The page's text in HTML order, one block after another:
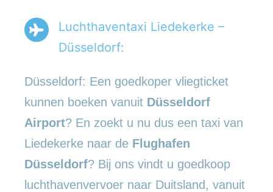
Luchthaventaxi Liedekerke –
Düsseldorf:
Düsseldorf: Een goedkoper vliegticket
kunnen boeken vanuit Düsseldorf
Airport? En zoekt u nu dus een taxi van
Liedekerke naar de Flughafen
Düsseldorf? Bij ons vindt u goedkoop
luchthavenvervoer naar Duitsland, vanuit